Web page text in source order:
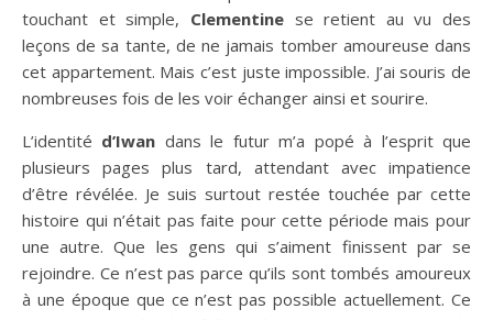
touchant et simple, Clementinese retient au vu des
leçons de sa tante, de ne jamais tomber amoureuse dans
cet appartement. Mais c’est juste impossible. J’ai souris de
nombreuses fois de les voir échanger ainsi et sourire.
L’identité d’Iwan dans le futur m’a popé à l’esprit que
plusieurs pages plus tard, attendant avec impatience
d’être révélée. Je suis surtout restée touchée par cette
histoire qui n’était pas faite pour cette période mais pour
une autre. Que les gens qui s’aiment finissent par se
rejoindre. Ce n’est pas parce qu’ils sont tombés amoureux
à une époque que ce n’est pas possible actuellement. Ce